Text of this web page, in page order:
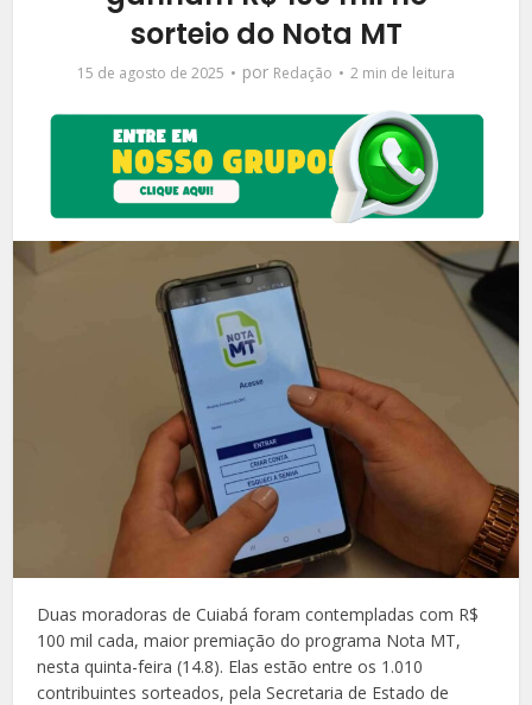
sorteio do Nota MT
15 de agosto de 2025 por Redação 2 min de leitura
Duas moradoras de Cuiabá foram contempladas com R$
100 mil cada, maior premiação do programa Nota MT,
nesta quinta-feira (14.8). Elas estão entre os 1.010
contribuintes sorteados, pela Secretaria de Estado de